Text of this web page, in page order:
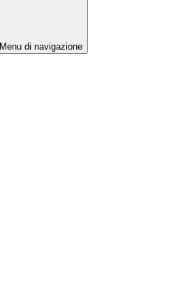
Menu di navigazione